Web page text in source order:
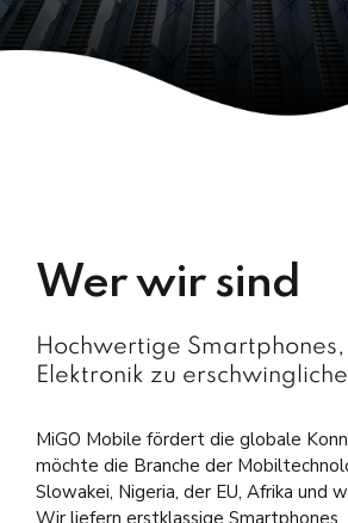
Wer wir sind
Hochwertige
Elektronik zu
MiGO Mobile fördert die globale
möchte die Branche der
Slowakei, Nigeria, der EU, Afrika und